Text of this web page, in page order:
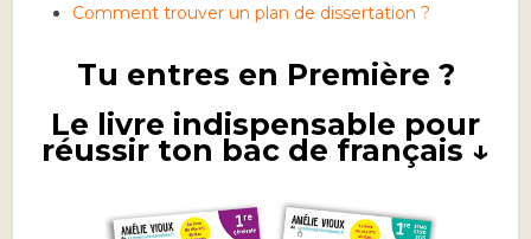
Comment trouver un plan de dissertation ?
Tu entres en Première ?
Le livre indispensable pour
réussir ton bac de français ↓